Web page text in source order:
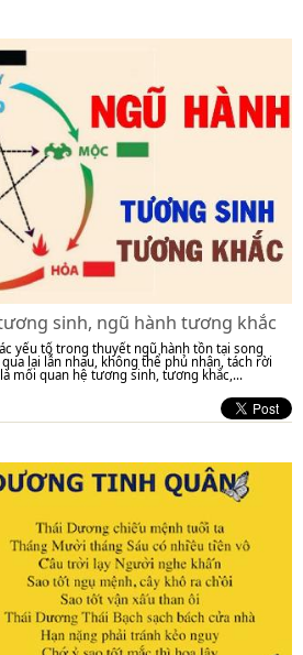
sinh, ngũ hành tương khắc
yếu tố trong thuyết ngũ hành tồn tại song
lại lẫn nhau, không thể phủ nhận, tách rời
mối quan hệ tương sinh, tương khắc,...